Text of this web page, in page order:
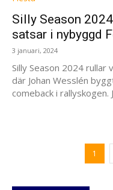
Silly Season
satsar i nybyggd
3 januari, 2024
Silly Season 2024 rullar
där Johan Wesslén
comeback i rallyskogen.
1